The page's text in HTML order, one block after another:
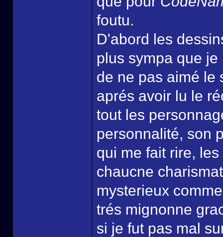
foutu.
D'abord les
plus sympa que
de ne pas aimé le
aprés avoir lu le
tout les
personnalité, son
qui me fait rire,
chaucne
mysterieux
trés mignonne
si je fut pas mal